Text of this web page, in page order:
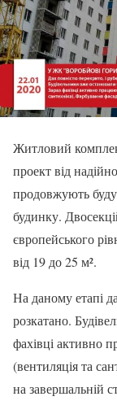
Житловий
проект від
продовжують
будинку.
європейського
від 19 до 25 м².
На даному етапі
розкатано.
фахівці активно
(вентиляція та
на завершальній